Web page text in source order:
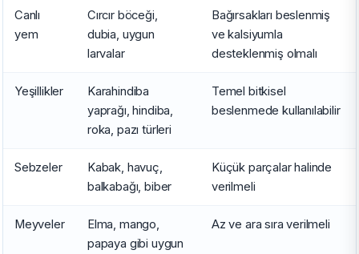
Canlı
yem
Cırcır böceği,
dubia, uygun
larvalar
Bağırsakları beslenmiş
ve kalsiyumla
desteklenmiş olmalı
Yeşillikler
Karahindiba
yaprağı, hindiba,
roka, pazı türleri
Temel bitkisel
beslenmede kullanılabilir
Sebzeler
Kabak, havuç,
balkabağı, biber
Küçük parçalar halinde
verilmeli
Meyveler
Elma, mango,
papaya gibi uygun
Az ve ara sıra verilmeli